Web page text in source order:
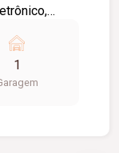
social
e box
01 com
1